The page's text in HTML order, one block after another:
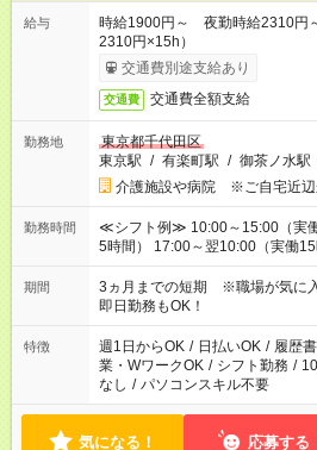
給与
時給1900円～ 夜勤時給2310円
2310円×15h）
交通費別途支給あり
交通費 交通費全額支給
勤務地
東京都千代田区
東京駅 / 有楽町駅 / 御茶ノ水駅
介護施設や病院 ※ご自宅近辺
勤務時間
≪シフト例≫ 10:00～15:00（実
5時間） 17:00～翌10:00（実働15時間）など
働く時間は調整できます！ お気
期間
3ヵ月までの短期 ※職場が気に
即日勤務もOK！
特徴 週1日からOK / 日払いOK / 履歴
業・WワークOK / シフト勤務 /
なし / パソコンスキル不要
気になる！ 応募する